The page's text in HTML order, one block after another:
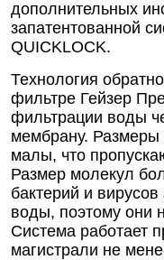
дополнительных
запатентованной
QUICKLOCK.
Технология
фильтре Гейзер
фильтрации воды
мембрану.
малы, что
Размер молекул
бактерий и
воды, поэтому они
Система работает
магистрали не